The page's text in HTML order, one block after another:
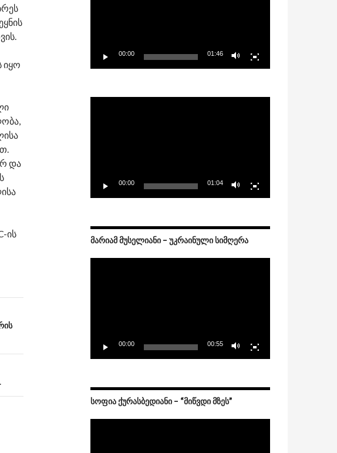
იყო
და
ის
00:00 01:46
00:00 01:04
ᲛᲐᲠᲘᲐᲛ ᲛᲣᲡᲔᲚᲘᲐᲜᲘ – ᲣᲙᲠᲐᲘᲜᲣᲚᲘ ᲡᲘᲛᲦᲔᲠᲐ
00:00 00:55
ᲡᲝᲤᲘᲐ ᲥᲣᲠᲐᲡᲑᲔᲓᲘᲐᲜᲘ – “ᲛᲘᲬᲕᲓᲘ ᲛᲖᲔᲡ”